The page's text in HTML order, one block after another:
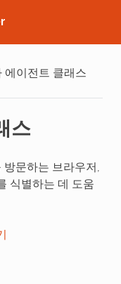
에이전트 클래스
스
문하는 브라우저,
식별하는 데 도움